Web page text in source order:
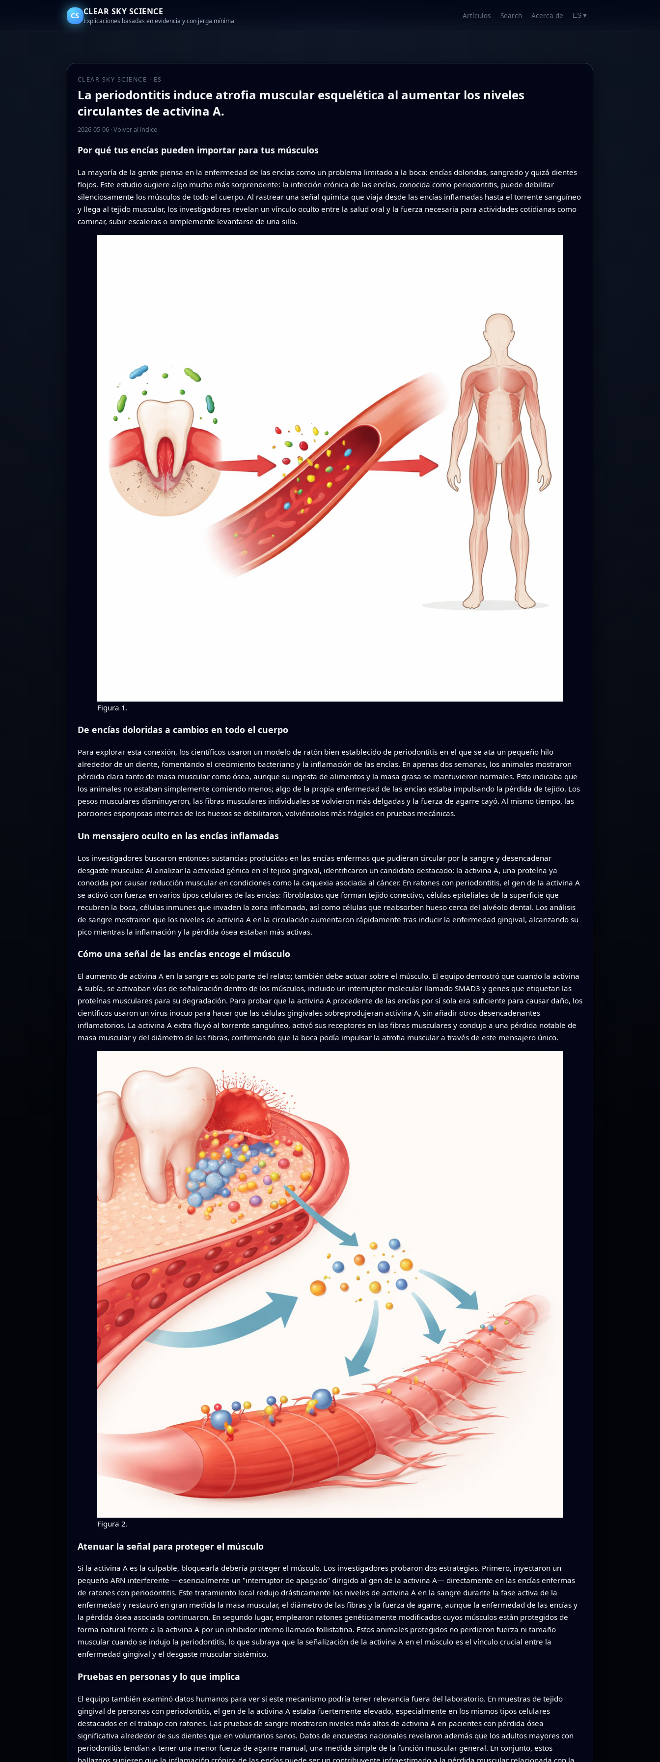
CS CLEAR SKY SCIENCE
Explicaciones basadas en evidencia y con jerga mínima
Artículos Search Acerca de ES ▼
CLEAR SKY SCIENCE · ES
La periodontitis induce atrofia muscular esquelética al aumentar los niveles
circulantes de activina A.
2026-05-06·Volver al índice
Por qué tus encías pueden importar para tus músculos
La mayoría de la gente piensa en la enfermedad de las encías como un problema limitado a la boca: encías doloridas, sangrado y quizá dientes
flojos. Este estudio sugiere algo mucho más sorprendente: la infección crónica de las encías, conocida como periodontitis, puede debilitar
silenciosamente los músculos de todo el cuerpo. Al rastrear una señal química que viaja desde las encías inflamadas hasta el torrente sanguíneo
y llega al tejido muscular, los investigadores revelan un vínculo oculto entre la salud oral y la fuerza necesaria para actividades cotidianas como
caminar, subir escaleras o simplemente levantarse de una silla.
Figura 1.
De encías doloridas a cambios en todo el cuerpo
Para explorar esta conexión, los científicos usaron un modelo de ratón bien establecido de periodontitis en el que se ata un pequeño hilo
alrededor de un diente, fomentando el crecimiento bacteriano y la inflamación de las encías. En apenas dos semanas, los animales mostraron
pérdida clara tanto de masa muscular como ósea, aunque su ingesta de alimentos y la masa grasa se mantuvieron normales. Esto indicaba que
los animales no estaban simplemente comiendo menos; algo de la propia enfermedad de las encías estaba impulsando la pérdida de tejido. Los
pesos musculares disminuyeron, las fibras musculares individuales se volvieron más delgadas y la fuerza de agarre cayó. Al mismo tiempo, las
porciones esponjosas internas de los huesos se debilitaron, volviéndolos más frágiles en pruebas mecánicas.
Un mensajero oculto en las encías inflamadas
Los investigadores buscaron entonces sustancias producidas en las encías enfermas que pudieran circular por la sangre y desencadenar
desgaste muscular. Al analizar la actividad génica en el tejido gingival, identificaron un candidato destacado: la activina A, una proteína ya
conocida por causar reducción muscular en condiciones como la caquexia asociada al cáncer. En ratones con periodontitis, el gen de la activina A
se activó con fuerza en varios tipos celulares de las encías: fibroblastos que forman tejido conectivo, células epiteliales de la superficie que
recubren la boca, células inmunes que invaden la zona inflamada, así como células que reabsorben hueso cerca del alvéolo dental. Los análisis
de sangre mostraron que los niveles de activina A en la circulación aumentaron rápidamente tras inducir la enfermedad gingival, alcanzando su
pico mientras la inflamación y la pérdida ósea estaban más activas.
Cómo una señal de las encías encoge el músculo
El aumento de activina A en la sangre es solo parte del relato; también debe actuar sobre el músculo. El equipo demostró que cuando la activina
A subía, se activaban vías de señalización dentro de los músculos, incluido un interruptor molecular llamado SMAD3 y genes que etiquetan las
proteínas musculares para su degradación. Para probar que la activina A procedente de las encías por sí sola era suficiente para causar daño, los
científicos usaron un virus inocuo para hacer que las células gingivales sobreprodujeran activina A, sin añadir otros desencadenantes
inflamatorios. La activina A extra fluyó al torrente sanguíneo, activó sus receptores en las fibras musculares y condujo a una pérdida notable de
masa muscular y del diámetro de las fibras, confirmando que la boca podía impulsar la atrofia muscular a través de este mensajero único.
Figura 2.
Atenuar la señal para proteger el músculo
Si la activina A es la culpable, bloquearla debería proteger el músculo. Los investigadores probaron dos estrategias. Primero, inyectaron un
pequeño ARN interferente —esencialmente un "interruptor de apagado" dirigido al gen de la activina A— directamente en las encías enfermas
de ratones con periodontitis. Este tratamiento local redujo drásticamente los niveles de activina A en la sangre durante la fase activa de la
enfermedad y restauró en gran medida la masa muscular, el diámetro de las fibras y la fuerza de agarre, aunque la enfermedad de las encías y
la pérdida ósea asociada continuaron. En segundo lugar, emplearon ratones genéticamente modificados cuyos músculos están protegidos de
forma natural frente a la activina A por un inhibidor interno llamado follistatina. Estos animales protegidos no perdieron fuerza ni tamaño
muscular cuando se indujo la periodontitis, lo que subraya que la señalización de la activina A en el músculo es el vínculo crucial entre la
enfermedad gingival y el desgaste muscular sistémico.
Pruebas en personas y lo que implica
El equipo también examinó datos humanos para ver si este mecanismo podría tener relevancia fuera del laboratorio. En muestras de tejido
gingival de personas con periodontitis, el gen de la activina A estaba fuertemente elevado, especialmente en los mismos tipos celulares
destacados en el trabajo con ratones. Las pruebas de sangre mostraron niveles más altos de activina A en pacientes con pérdida ósea
significativa alrededor de sus dientes que en voluntarios sanos. Datos de encuestas nacionales revelaron además que los adultos mayores con
periodontitis tendían a tener una menor fuerza de agarre manual, una medida simple de la función muscular general. En conjunto, estos
hallazgos sugieren que la inflamación crónica de las encías puede ser un contribuyente infraestimado a la pérdida muscular relacionada con la